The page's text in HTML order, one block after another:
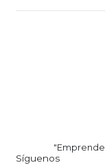
Síguenos